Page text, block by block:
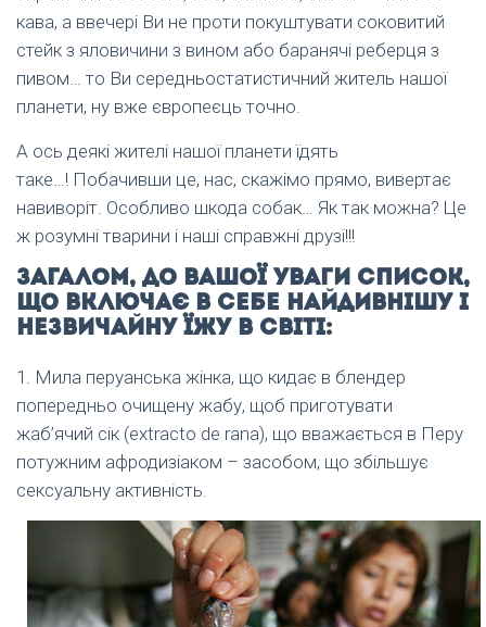
кава, а ввечері Ви не проти покуштувати соковитий
стейк з яловичини з вином або баранячі реберця з
пивом… то Ви середньостатистичний житель нашої
планети, ну вже європеєць точно.
А ось деякі жителі нашої планети їдять
таке…! Побачивши це, нас, скажімо прямо, вивертає
навиворіт. Особливо шкода собак… Як так можна? Це
ж розумні тварини і наші справжні друзі!!!
Загалом, до Вашої уваги список,
що включає в себе найдивнішу і
незвичайну їжу в світі:
1. Мила перуанська жінка, що кидає в блендер
попередньо очищену жабу, щоб приготувати
жаб’ячий сік (extracto de rana), що вважається в Перу
потужним афродизіаком – засобом, що збільшує
сексуальну активність.